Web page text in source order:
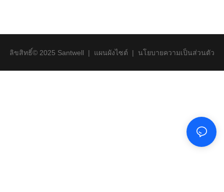
ลิขสิทธิ์© 2025 Santwell | แผนผังไซต์ | นโยบายความเป็นส่วนตัว